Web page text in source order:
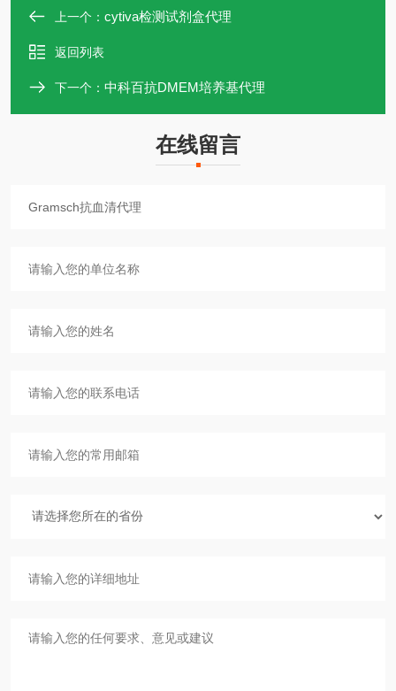
上一个： cytiva检测试剂盒代理
返回列表
下一个： 中科百抗DMEM培养基代理
在线留言